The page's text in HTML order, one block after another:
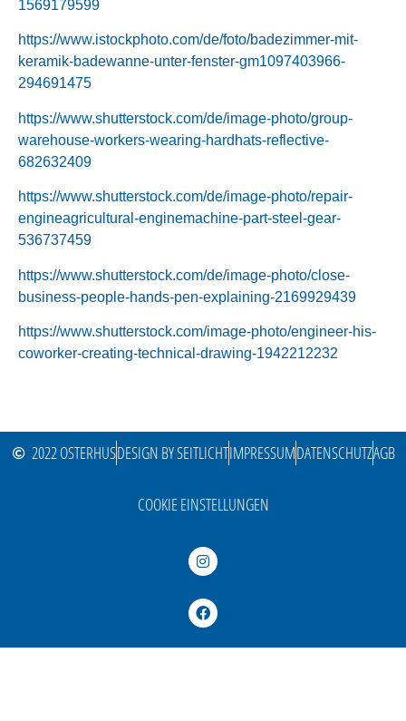
1569179599
https://www.istockphoto.com/de/foto/badezimmer-mit-
keramik-badewanne-unter-fenster-gm1097403966-
294691475
https://www.shutterstock.com/de/image-photo/group-
warehouse-workers-wearing-hardhats-reflective-
682632409
https://www.shutterstock.com/de/image-photo/repair-
engineagricultural-enginemachine-part-steel-gear-
536737459
https://www.shutterstock.com/de/image-photo/close-
business-people-hands-pen-explaining-2169929439
https://www.shutterstock.com/image-photo/engineer-his-
coworker-creating-technical-drawing-1942212232
2022 OSTERHUSDESIGN BY SEITLICHTIMPRESSUMDATENSCHUTZAGB
COOKIE EINSTELLUNGEN